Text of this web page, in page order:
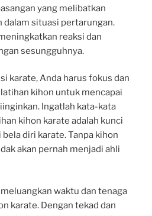
yang melibatkan
dalam situasi pertarungan.
reaksi dan
sesungguhnya.
karate, Anda harus fokus dan
kihon untuk mencapai
Ingatlah kata-kata
kihon karate adalah kunci
diri karate. Tanpa kihon
akan pernah menjadi ahli
waktu dan tenaga
karate. Dengan tekad dan